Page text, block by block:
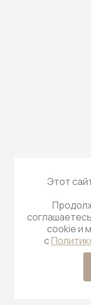
Этот
cookie и
с